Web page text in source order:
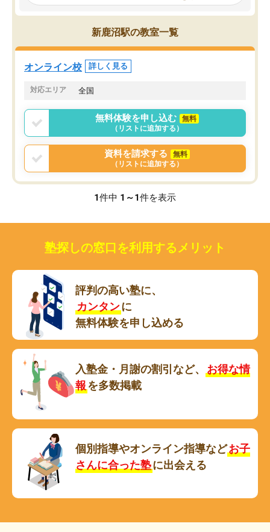
見てから講師を決定する事ができま
す。
うちの子は、初回面談の講師の方で決
オンラインツールを使用した単語帳の
共有があり宿題もそちらで出される形
でした。
言う事で講師変更の申し出があり、あ
まりに短期での変更だった為、塾に通
う事にして退会しました。遅れも取り
戻せ、授業内容や講師の方は良かった
と思います。
くか相談したのですが、
ち期待したものではなく
くなってきたようなので
新鹿沼駅の教室一覧
オンライン校 詳しく見る
対応エリア 全国
無料体験を申し込む
無料
（リストに追加する）
資料を請求する
無料
（リストに追加する）
1件中 1～1件を表示
塾探しの窓口を利用するメリット
評判の高い塾に、
カンタンに
無料体験を申し込める
入塾金・月謝の割引など、
お得な情
報を多数掲載
個別指導やオンライン指導などお子
さんに合った塾に出会える